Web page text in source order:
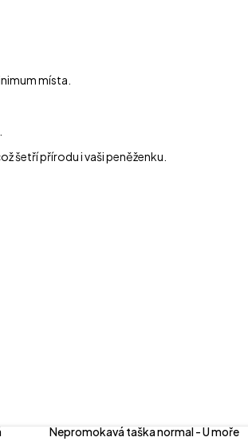
místa.
šetří přírodu i vaši peněženku.
Nepromokavá taška normal - U moře